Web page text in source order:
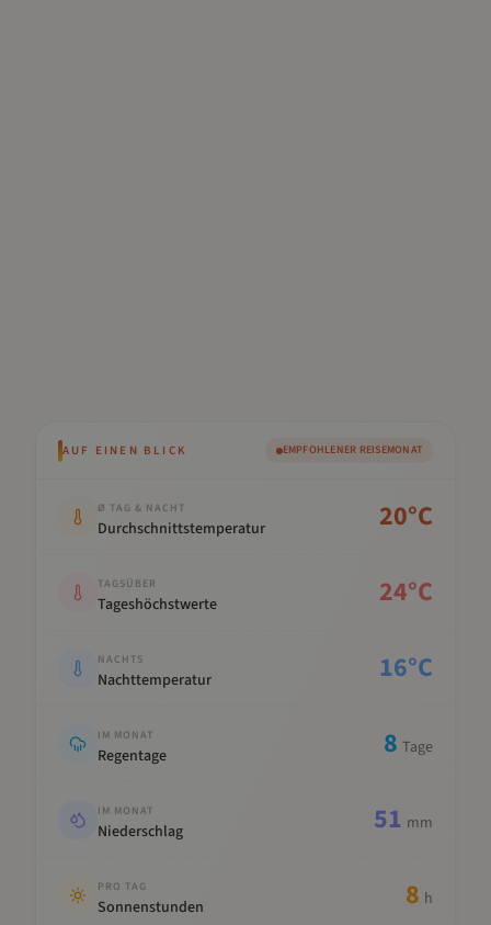
AUF EINEN BLICK EMPFOHLENER REISEMONAT
Ø TAG & NACHT
Durchschnittstemperatur 20°C
TAGSÜBER
Tageshöchstwerte 24°C
NACHTS
Nachttemperatur 16°C
IM MONAT
Regentage 8 Tage
IM MONAT
Niederschlag 51 mm
PRO TAG
Sonnenstunden 8 h